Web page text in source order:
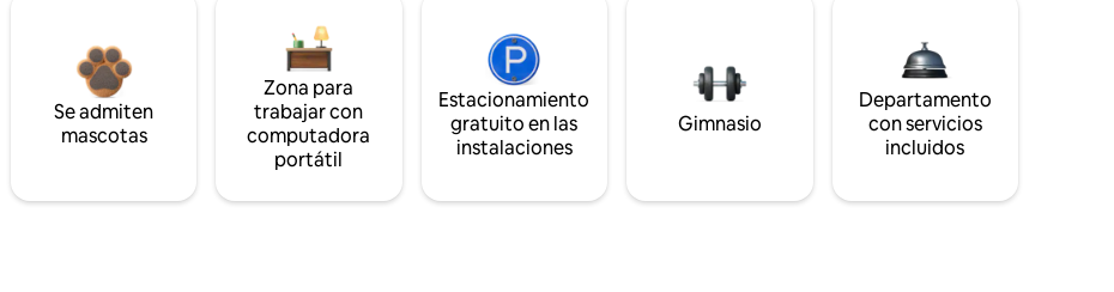
Se admiten
mascotas
Zona para
trabajar con
computadora
portátil
Estacionamiento
gratuito en las
instalaciones
Gimnasio
Departamento
con servicios
incluidos